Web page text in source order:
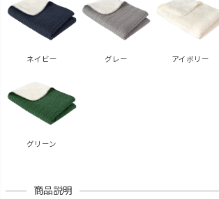
ネイビー グレー アイボリー
グリーン
商品説明